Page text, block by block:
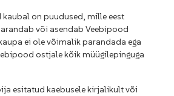
on puudused, mille eest
või asendab Veebipood
ei ole võimalik parandada ega
ostjale kõik müügilepinguga
esitatud kaebusele kirjalikult või